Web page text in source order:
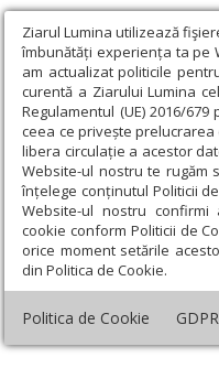
Ziarul Lumina utilizează
îmbunătăți experiența ta pe
am actualizat politicile
curentă a Ziarului Lumina
Regulamentul (UE) 2016/
ceea ce privește
libera circulație a acestor
Website-ul nostru te rugăm
înțelege conținutul Politicii
Website-ul nostru
cookie conform Politicii de
orice moment setările
din Politica de Cookie.
Politica de Cookie GDPR
Ziarul Lumina › Opinii ›
Clişee de 6,3 miliarde de euro
Între alfa şi
de euro
Un articol de:Ionuţ Bursuc